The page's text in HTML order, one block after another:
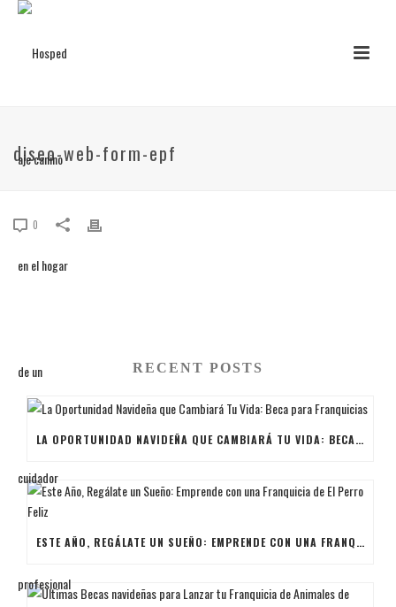
diseo-web-form-epf
0
RECENT POSTS
LA OPORTUNIDAD NAVIDEÑA QUE CAMBIARÁ TU VIDA: BECA PARA FRANQUICIAS
ESTE AÑO, REGÁLATE UN SUEÑO: EMPRENDE CON UNA FRANQUICIA DE EL PERRO FELIZ